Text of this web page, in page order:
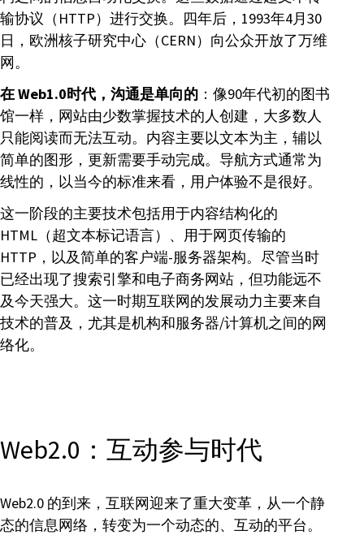
输协议（HTTP）进行交换。四年后，1993年4月30
日，欧洲核子研究中心（CERN）向公众开放了万维
网。
在 Web1.0时代，沟通是单向的 ：像90年代初的图书
馆一样，网站由少数掌握技术的人创建，大多数人
只能阅读而无法互动。内容主要以文本为主，辅以
简单的图形，更新需要手动完成。导航方式通常为
线性的，以当今的标准来看，用户体验不是很好。
这一阶段的主要技术包括用于内容结构化的
HTML（超文本标记语言）、用于网页传输的
HTTP，以及简单的客户端-服务器架构。尽管当时
已经出现了搜索引擎和电子商务网站，但功能远不
及今天强大。这一时期互联网的发展动力主要来自
技术的普及，尤其是机构和服务器/计算机之间的网
络化。
Web2.0：互动参与时代
Web2.0 的到来，互联网迎来了重大变革，从一个静
态的信息网络，转变为一个动态的、互动的平台。